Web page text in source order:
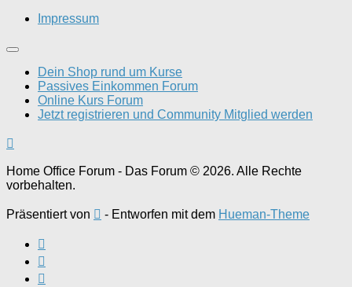
Impressum
Dein Shop rund um Kurse
Passives Einkommen Forum
Online Kurs Forum
Jetzt registrieren und Community Mitglied werden
Home Office Forum - Das Forum © 2026. Alle Rechte
vorbehalten.
Präsentiert von - Entworfen mit dem Hueman-Theme